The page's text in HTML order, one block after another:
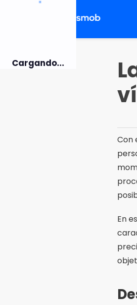
Cargando...
Con
En